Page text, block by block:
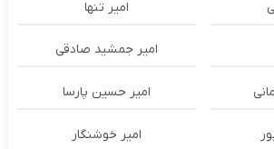
امیر تنها
امیر جمشید صادقی
امیر حسین پارسا
امیر خوشنگار